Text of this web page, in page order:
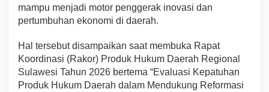
mampu menjadi motor penggerak inovasi dan
pertumbuhan ekonomi di daerah.
Hal tersebut disampaikan saat membuka Rapat
Koordinasi (Rakor) Produk Hukum Daerah Regional
Sulawesi Tahun 2026 bertema “Evaluasi Kepatuhan
Produk Hukum Daerah dalam Mendukung Reformasi